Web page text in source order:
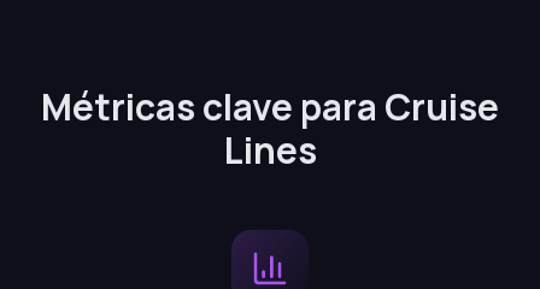
Métricas clave para Cruise
Lines